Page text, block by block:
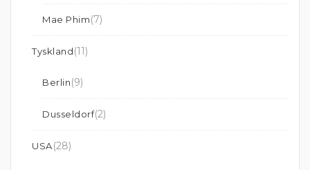
Mae Phim(7)
Tyskland(11)
Berlin(9)
Dusseldorf(2)
USA(28)